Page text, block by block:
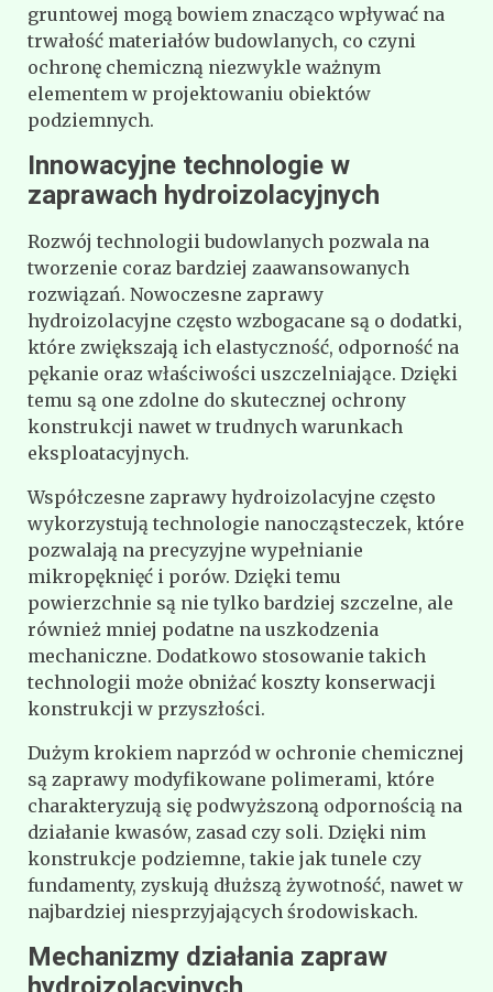
gruntowej mogą bowiem znacząco wpływać na
trwałość materiałów budowlanych, co czyni
ochronę chemiczną niezwykle ważnym
elementem w projektowaniu obiektów
podziemnych.
Innowacyjne technologie w
zaprawach hydroizolacyjnych
Rozwój technologii budowlanych pozwala na
tworzenie coraz bardziej zaawansowanych
rozwiązań. Nowoczesne zaprawy
hydroizolacyjne często wzbogacane są o dodatki,
które zwiększają ich elastyczność, odporność na
pękanie oraz właściwości uszczelniające. Dzięki
temu są one zdolne do skutecznej ochrony
konstrukcji nawet w trudnych warunkach
eksploatacyjnych.
Współczesne zaprawy hydroizolacyjne często
wykorzystują technologie nanocząsteczek, które
pozwalają na precyzyjne wypełnianie
mikropęknięć i porów. Dzięki temu
powierzchnie są nie tylko bardziej szczelne, ale
również mniej podatne na uszkodzenia
mechaniczne. Dodatkowo stosowanie takich
technologii może obniżać koszty konserwacji
konstrukcji w przyszłości.
Dużym krokiem naprzód w ochronie chemicznej
są zaprawy modyfikowane polimerami, które
charakteryzują się podwyższoną odpornością na
działanie kwasów, zasad czy soli. Dzięki nim
konstrukcje podziemne, takie jak tunele czy
fundamenty, zyskują dłuższą żywotność, nawet w
najbardziej niesprzyjających środowiskach.
Mechanizmy działania zapraw